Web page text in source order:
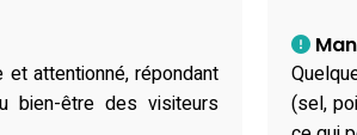
attentionné, répondant
bien-être des visiteurs
(sel,